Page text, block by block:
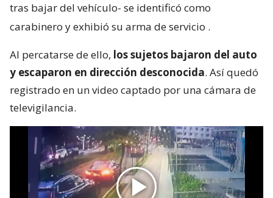
tras bajar del vehículo- se identificó como
carabinero y exhibió su arma de servicio .
Al percatarse de ello, los sujetos bajaron del auto
y escaparon en dirección desconocida. Así quedó
registrado en un video captado por una cámara de
televigilancia.